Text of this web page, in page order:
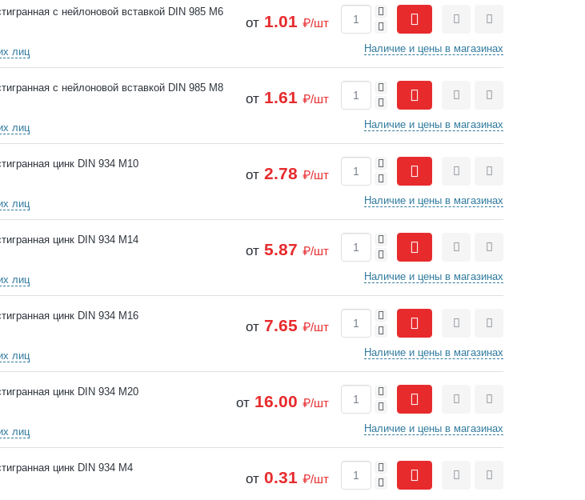
с нейлоновой вставкой DIN 985 М6
лиц
от 1.01₽/шт -
+
СравнитьОтложить
Наличие и цены в магазинах
с нейлоновой вставкой DIN 985 М8
лиц
от 1.61₽/шт -
+
СравнитьОтложить
Наличие и цены в магазинах
цинк DIN 934 М10
лиц
от 2.78₽/шт -
+
СравнитьОтложить
Наличие и цены в магазинах
цинк DIN 934 М14
лиц
от 5.87₽/шт -
+
СравнитьОтложить
Наличие и цены в магазинах
цинк DIN 934 М16
лиц
от 7.65₽/шт -
+
СравнитьОтложить
Наличие и цены в магазинах
цинк DIN 934 М20
лиц
от 16.00₽/шт -
+
СравнитьОтложить
Наличие и цены в магазинах
цинк DIN 934 М4
от 0.31₽/шт -
+
СравнитьОтложить